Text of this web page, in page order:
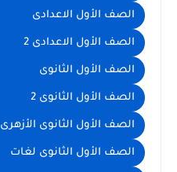
الصف الأول الاعدادى
الصف الأول الاعدادى 2
الصف الأول الثانوى
الصف الأول الثانوى 2
الصف الأول الثانوى الأزهرى
الصف الأول الثانوى لغات